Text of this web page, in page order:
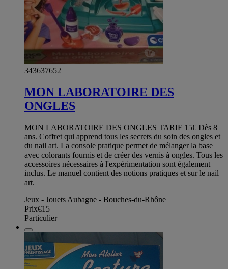
343637652
MON LABORATOIRE DES
ONGLES
MON LABORATOIRE DES ONGLES TARIF 15€ Dès 8
ans. Coffret qui apprend tous les secrets du soin des ongles et
du nail art. La console pratique permet de mélanger la base
avec colorants fournis et de créer des vernis à ongles. Tous les
accessoires nécessaires à l'expérimentation sont également
inclus. Le manuel contient des notions pratiques et sur le nail
art.
Jeux - Jouets Aubagne - Bouches-du-Rhône
Prix€15
Particulier